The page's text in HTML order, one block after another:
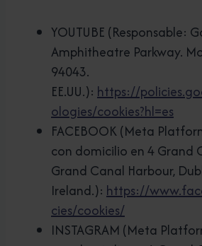
YOUTUBE (Responsable:
Amphitheatre Parkway.
94043.
EE.UU.): https://
ologies/cookies?hl=es
FACEBOOK (Meta
con domicilio en 4 Grand
Grand Canal Harbour,
Ireland.): https://
cies/cookies/
INSTAGRAM (Meta